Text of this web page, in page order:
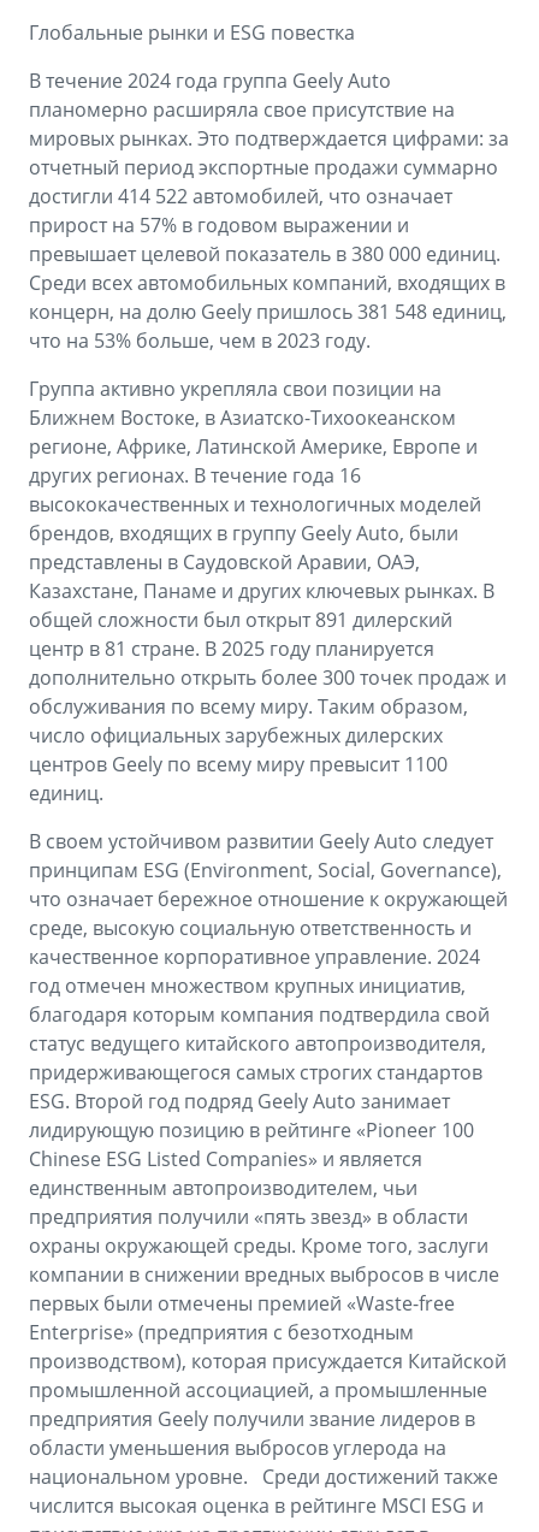
Глобальные рынки и ESG повестка
В течение 2024 года группа Geely Auto
планомерно расширяла свое присутствие на
мировых рынках. Это подтверждается цифрами: за
отчетный период экспортные продажи суммарно
достигли 414 522 автомобилей, что означает
прирост на 57% в годовом выражении и
превышает целевой показатель в 380 000 единиц.
Среди всех автомобильных компаний, входящих в
концерн, на долю Geely пришлось 381 548 единиц,
что на 53% больше, чем в 2023 году.
Группа активно укрепляла свои позиции на
Ближнем Востоке, в Азиатско-Тихоокеанском
регионе, Африке, Латинской Америке, Европе и
других регионах. В течение года 16
высококачественных и технологичных моделей
брендов, входящих в группу Geely Auto, были
представлены в Саудовской Аравии, ОАЭ,
Казахстане, Панаме и других ключевых рынках. В
общей сложности был открыт 891 дилерский
центр в 81 стране. В 2025 году планируется
дополнительно открыть более 300 точек продаж и
обслуживания по всему миру. Таким образом,
число официальных зарубежных дилерских
центров Geely по всему миру превысит 1100
единиц.
В своем устойчивом развитии Geely Auto следует
принципам ESG (Environment, Social, Governance),
что означает бережное отношение к окружающей
среде, высокую социальную ответственность и
качественное корпоративное управление. 2024
год отмечен множеством крупных инициатив,
благодаря которым компания подтвердила свой
статус ведущего китайского автопроизводителя,
придерживающегося самых строгих стандартов
ESG. Второй год подряд Geely Auto занимает
лидирующую позицию в рейтинге «Pioneer 100
Chinese ESG Listed Companies» и является
единственным автопроизводителем, чьи
предприятия получили «пять звезд» в области
охраны окружающей среды. Кроме того, заслуги
компании в снижении вредных выбросов в числе
первых были отмечены премией «Waste-free
Enterprise» (предприятия с безотходным
производством), которая присуждается Китайской
промышленной ассоциацией, а промышленные
предприятия Geely получили звание лидеров в
области уменьшения выбросов углерода на
национальном уровне. Среди достижений также
числится высокая оценка в рейтинге MSCI ESG и